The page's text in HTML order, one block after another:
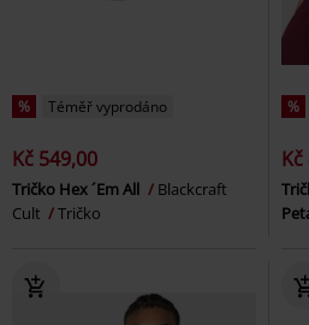
% Téměř vyprodáno
Kč 549,00
Tričko Hex ´Em All
Blackcraft
Cult
Tričko
%
Kč